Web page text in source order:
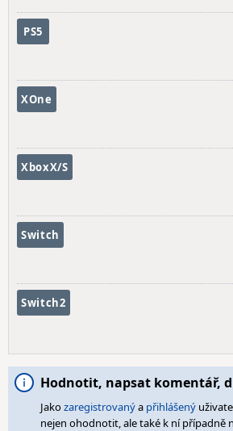
PS5
XOne
XboxX/S
Switch
Switch2
Hodnotit, napsat komentář,
Jakozaregistrovanýa přihlášený
nejen ohodnotit, ale také k ní případně